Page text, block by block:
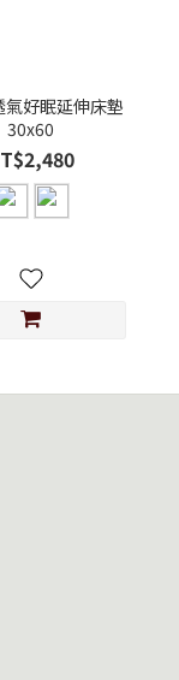
好眠延伸床墊
30x60